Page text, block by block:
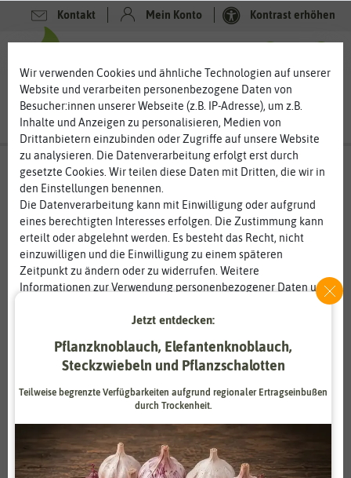
Kontakt Mein Konto Kontrast erhöhen
Vergrößern durch berühren
Wir verwenden Cookies und ähnliche Technologien auf unserer
Website und verarbeiten personenbezogene Daten von
Besucher:innen unserer Webseite (z.B. IP-Adresse), um z.B.
Inhalte und Anzeigen zu personalisieren, Medien von
Drittanbietern einzubinden oder Zugriffe auf unsere Website
zu analysieren. Die Datenverarbeitung erfolgt erst durch
gesetzte Cookies. Wir teilen diese Daten mit Dritten, die wir in
den Einstellungen benennen.
Die Datenverarbeitung kann mit Einwilligung oder aufgrund
eines berechtigten Interesses erfolgen. Die Zustimmung kann
erteilt oder abgelehnt werden. Es besteht das Recht, nicht
einzuwilligen und die Einwilligung zu einem späteren
Zeitpunkt zu ändern oder zu widerrufen. Weitere
Informationen zur Verwendung personenbezogener Daten und
Essenziell Statistik
Zahlungsdienstleister Marketing
Externe Medien Funktional
Weitere Einstellungen
Alle akzeptieren
Jetzt entdecken:
Pflanzknoblauch, Elefantenknoblauch,
Steckzwiebeln und Pflanzschalotten
Teilweise begrenzte Verfügbarkeiten aufgrund regionaler Ertragseinbußen
durch Trockenheit.